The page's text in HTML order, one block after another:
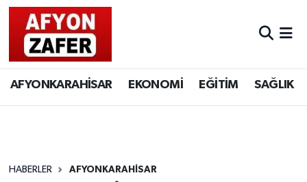
AFYONKARAHİSAR EKONOMİ EĞİTİM SAĞLIK
HABERLER AFYONKARAHİSAR